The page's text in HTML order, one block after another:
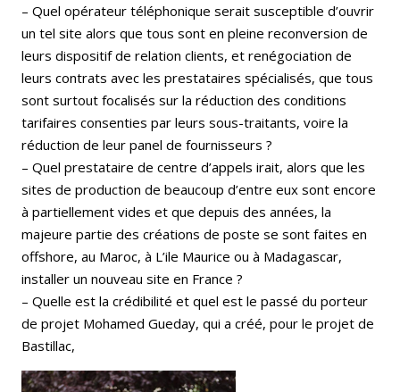
– Quel opérateur téléphonique serait susceptible d’ouvrir
un tel site alors que tous sont en pleine reconversion de
leurs dispositif de relation clients, et renégociation de
leurs contrats avec les prestataires spécialisés, que tous
sont surtout focalisés sur la réduction des conditions
tarifaires consenties par leurs sous-traitants, voire la
réduction de leur panel de fournisseurs ?
– Quel prestataire de centre d’appels irait, alors que les
sites de production de beaucoup d’entre eux sont encore
à partiellement vides et que depuis des années, la
majeure partie des créations de poste se sont faites en
offshore, au Maroc, à L’ile Maurice ou à Madagascar,
installer un nouveau site en France ?
– Quelle est la crédibilité et quel est le passé du porteur
de projet Mohamed Gueday, qui a créé, pour le projet de
Bastillac,